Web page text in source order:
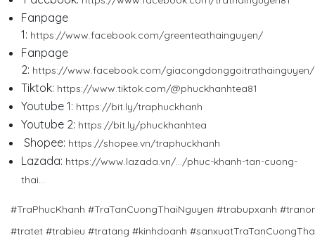
Fanpage
1: https://www.facebook.com/greenteathainguyen/
Fanpage
2: https://www.facebook.com/giacongdonggoitrathainguyen/
Tiktok: https://www.tiktok.com/@phuckhanhtea81
Youtube 1: https://bit.ly/traphuckhanh
Youtube 2: https://bit.ly/phuckhanhtea
Shopee: https://shopee.vn/traphuckhanh
Lazada: https://www.lazada.vn/.../phuc-khanh-tan-cuong-
thai...
#TraPhucKhanh #TraTanCuongThaiNguyen #trabupxanh
#tratet #trabieu #tratang #kinhdoanh